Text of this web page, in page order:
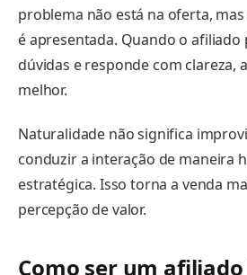
problema não está na oferta,
é apresentada. Quando o afiliado
dúvidas e responde com clareza,
melhor.
Naturalidade não significa
conduzir a interação de maneira
estratégica. Isso torna a venda
percepção de valor.
Como ser um